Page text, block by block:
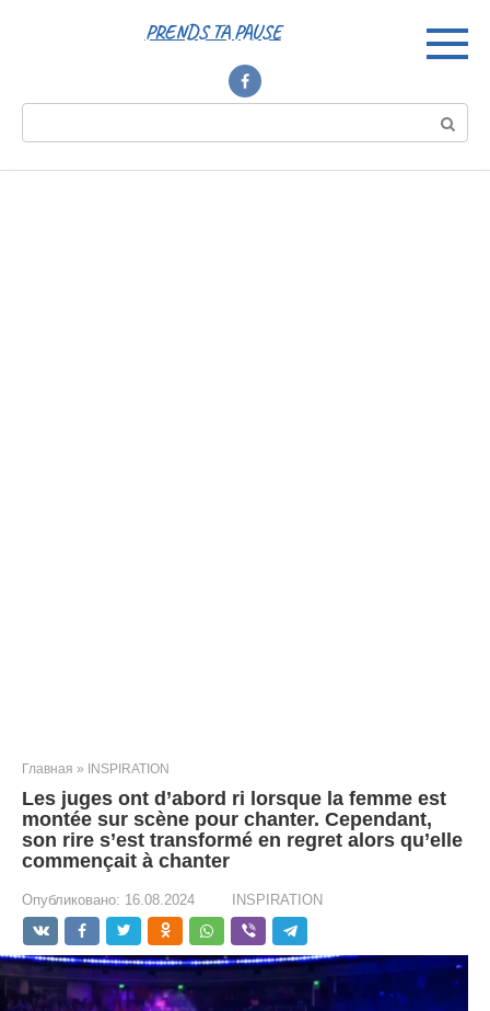
PRENDS TA PAUSE
Главная » INSPIRATION
Les juges ont d’abord ri lorsque la femme est
montée sur scène pour chanter. Cependant,
son rire s’est transformé en regret alors qu’elle
commençait à chanter
Опубликовано: 16.08.2024 INSPIRATION